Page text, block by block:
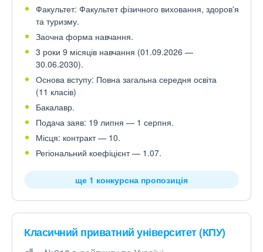
Факультет: Факультет фізичного виховання, здоров'я
та туризму.
Заочна форма навчання.
3 роки 9 місяців навчання (01.09.2026 —
30.06.2030).
Основа вступу: Повна загальна середня освіта
(11 класів)
Бакалавр.
Подача заяв: 19 липня — 1 серпня.
Місця: контракт — 10.
Регіональний коефіцієнт — 1.07.
ще 1 конкурсна пропозиція
Класичний приватний університет (КПУ)